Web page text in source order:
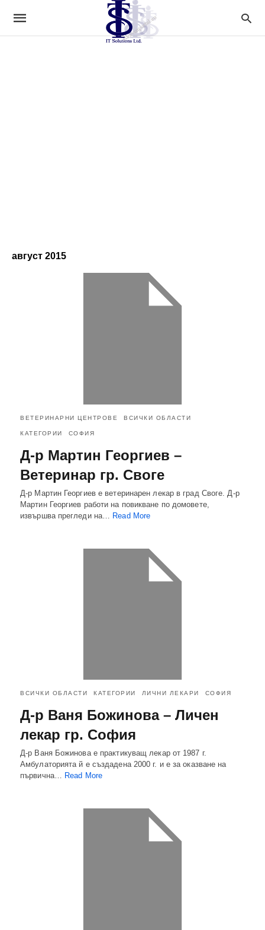
август 2015
ВЕТЕРИНАРНИ ЦЕНТРОВЕ ВСИЧКИ ОБЛАСТИ
КАТЕГОРИИ СОФИЯ
Д-р Мартин Георгиев –
Ветеринар гр. Своге
Д-р Мартин Георгиев е ветеринарен лекар в град Своге. Д-р
Мартин Георгиев работи на повикване по домовете,
извършва прегледи на… Read More
ВСИЧКИ ОБЛАСТИ КАТЕГОРИИ ЛИЧНИ ЛЕКАРИ СОФИЯ
Д-р Ваня Божинова – Личен
лекар гр. София
Д-р Ваня Божинова е практикуващ лекар от 1987 г.
Амбулаторията й е създадена 2000 г. и е за оказване на
първична… Read More